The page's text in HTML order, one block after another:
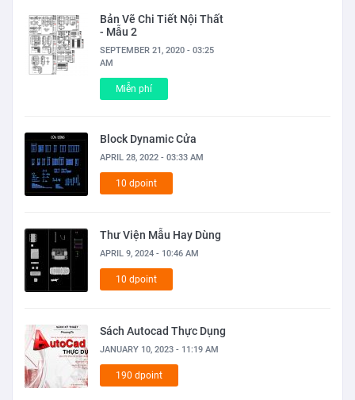
Bản Vẽ Chi Tiết Nội Thất
- Mẫu 2
SEPTEMBER 21, 2020 - 03:25
AM
Miễn phí
Block Dynamic Cửa
APRIL 28, 2022 - 03:33 AM
10 dpoint
Thư Viện Mẫu Hay Dùng
APRIL 9, 2024 - 10:46 AM
10 dpoint
Sách Autocad Thực Dụng
JANUARY 10, 2023 - 11:19 AM
190 dpoint